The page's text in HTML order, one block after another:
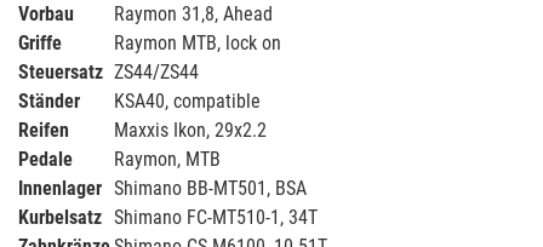
Vorbau
Raymon 31,8, Ahead
Griffe
Raymon MTB, lock on
Steuersatz ZS44/ZS44
Ständer
KSA40, compatible
Reifen
Maxxis Ikon, 29x2.2
Pedale
Raymon, MTB
Innenlager Shimano BB-MT501, BSA
Kurbelsatz Shimano FC-MT510-1, 34T